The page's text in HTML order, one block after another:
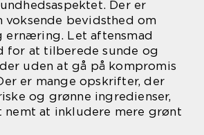
Der er
voksende bevidsthed om
ernæring. Let aftensmad
for at tilberede sunde og
uden at gå på kompromis
er mange opskrifter, der
og grønne ingredienser,
at inkludere mere grønt